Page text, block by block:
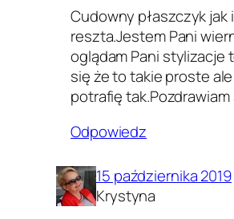
Cudowny płaszczyk jak
reszta.Jestem Pani
oglądam Pani stylizacje
się że to takie proste
potrafię
Odpowiedz
15 października 2019
Krystyna